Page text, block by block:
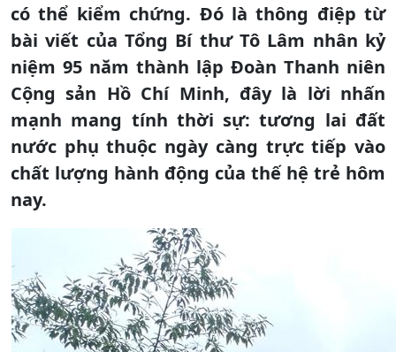
có thể kiểm chứng. Đó là thông điệp từ
bài viết của Tổng Bí thư Tô Lâm nhân kỷ
niệm 95 năm thành lập Đoàn Thanh niên
Cộng sản Hồ Chí Minh, đây là lời nhấn
mạnh mang tính thời sự: tương lai đất
nước phụ thuộc ngày càng trực tiếp vào
chất lượng hành động của thế hệ trẻ hôm
nay.